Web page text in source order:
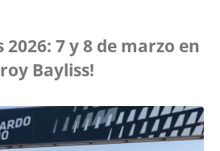
2026: 7 y 8 de marzo en
Bayliss!